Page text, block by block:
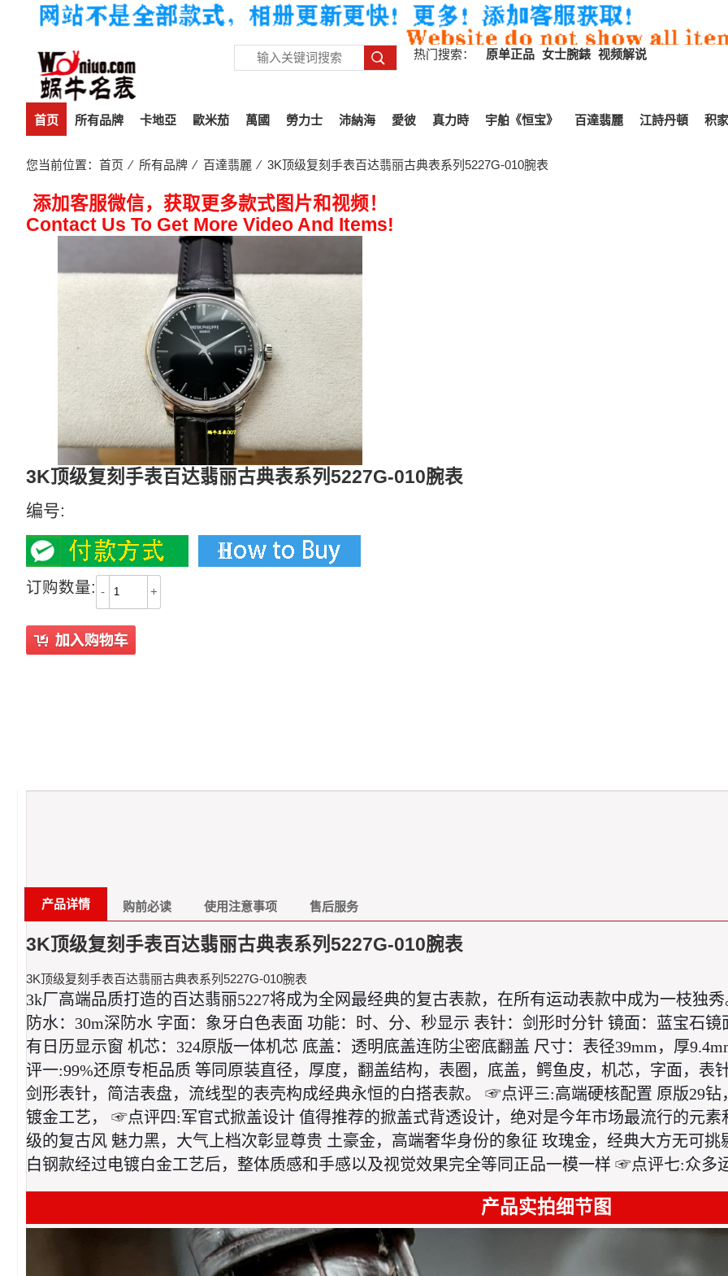
热门搜索： 原单正品 女士腕錶 视频解说
首页 所有品牌 卡地亞 歐米茄 萬國 勞力士 沛納海 愛彼 真力時 宇舶《恒宝》 百達翡麗 江詩丹頓 积家
您当前位置： 首页 ⁄ 所有品牌 ⁄ 百達翡麗 ⁄ 3K顶级复刻手表百达翡丽古典表系列5227G-010腕表
添加客服微信，获取更多款式图片和视频！
Contact Us To Get More Video And Items!
3K顶级复刻手表百达翡丽古典表系列5227G-010腕表
编号:
订购数量: - +
产品详情 购前必读 使用注意事项 售后服务
3K顶级复刻手表百达翡丽古典表系列5227G-010腕表
3K顶级复刻手表百达翡丽古典表系列5227G-010腕表
3k厂高端品质打造的百达翡丽5227将成为全网最经典的复古表款，在所有运动表款中成为一枝独
防水：30m深防水 字面：象牙白色表面 功能：时、分、秒显示 表针：剑形时分针 镜面：蓝宝石
有日历显示窗 机芯：324原版一体机芯 底盖：透明底盖连防尘密底翻盖 尺寸：表径39mm，厚
评一:99%还原专柜品质 等同原装直径，厚度，翻盖结构，表圈，底盖，鳄鱼皮，机芯，字面，
剑形表针，简洁表盘，流线型的表壳构成经典永恒的白搭表款。 ☞点评三:高端硬核配置 原版29
镀金工艺， ☞点评四:军官式掀盖设计 值得推荐的掀盖式背透设计，绝对是今年市场最流行的元
级的复古风 魅力黑，大气上档次彰显尊贵 土豪金，高端奢华身份的象征 玫瑰金，经典大方无可
白钢款经过电镀白金工艺后，整体质感和手感以及视觉效果完全等同正品一模一样 ☞点评七:众多
产品实拍细节图